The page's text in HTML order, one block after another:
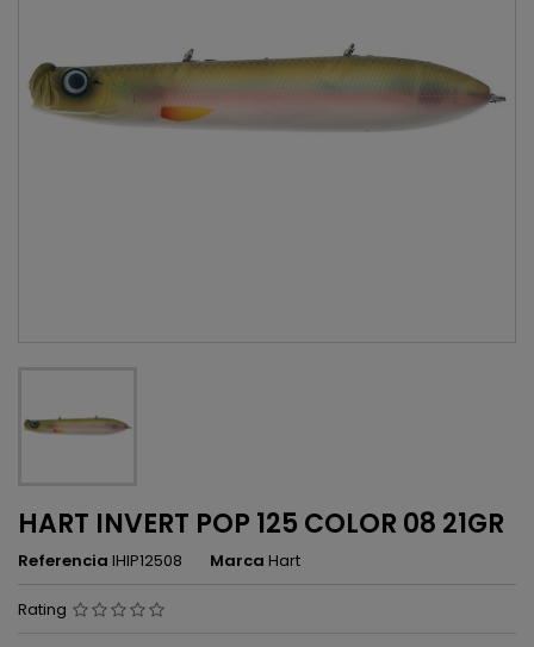
HART INVERT POP 125 COLOR 08 21GR
Referencia IHIP12508 Marca Hart
Rating